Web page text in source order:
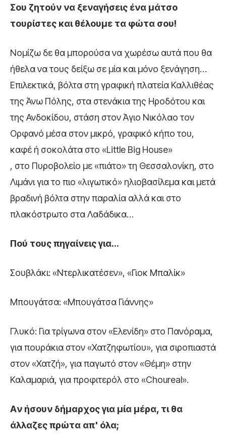
Σου ζητούν να ξεναγήσεις ένα μάτσο
τουρίστες και θέλουμε τα φώτα σου!
Νομίζω δε θα μπορούσα να χωρέσω αυτά που θα
ήθελα να τους δείξω σε μία και μόνο ξενάγηση…
Επιλεκτικά, βόλτα στη γραφική πλατεία Καλλιθέας
της Άνω Πόλης, στα στενάκια της Ηροδότου και
της Ανδοκίδου, στάση στον Άγιο Νικόλαο τον
Ορφανό μέσα στον μικρό, γραφικό κήπο του,
καφέ ή σοκολάτα στο «Little Big House»
, στο Πυροβολείο με «πιάτο» τη Θεσσαλονίκη, στο
Λιμάνι για το πιο «λιγωτικό» ηλιοβασίλεμα και μετά
βραδινή βόλτα στην παραλία αλλά και στο
πλακόστρωτο στα Λαδάδικα…
Πού τους πηγαίνεις για…
Σουβλάκι: «Ντερλικατέσεν», «Γιοκ Μπαλίκ»
Μπουγάτσα: «Μπουγάτσα Γιάννης»
Γλυκό: Για τρίγωνα στον «Ελενίδη» στο Πανόραμα,
για πουράκια στον «Χατζηφωτίου», για σιροπιαστά
στον «Χατζή», για παγωτό στον «Θέμη» στην
Καλαμαριά, για προφιτερόλ στο «Choureal».
Aν ήσουν δήμαρχος για μία μέρα, τι θα
άλλαζες πρώτα απ' όλα;